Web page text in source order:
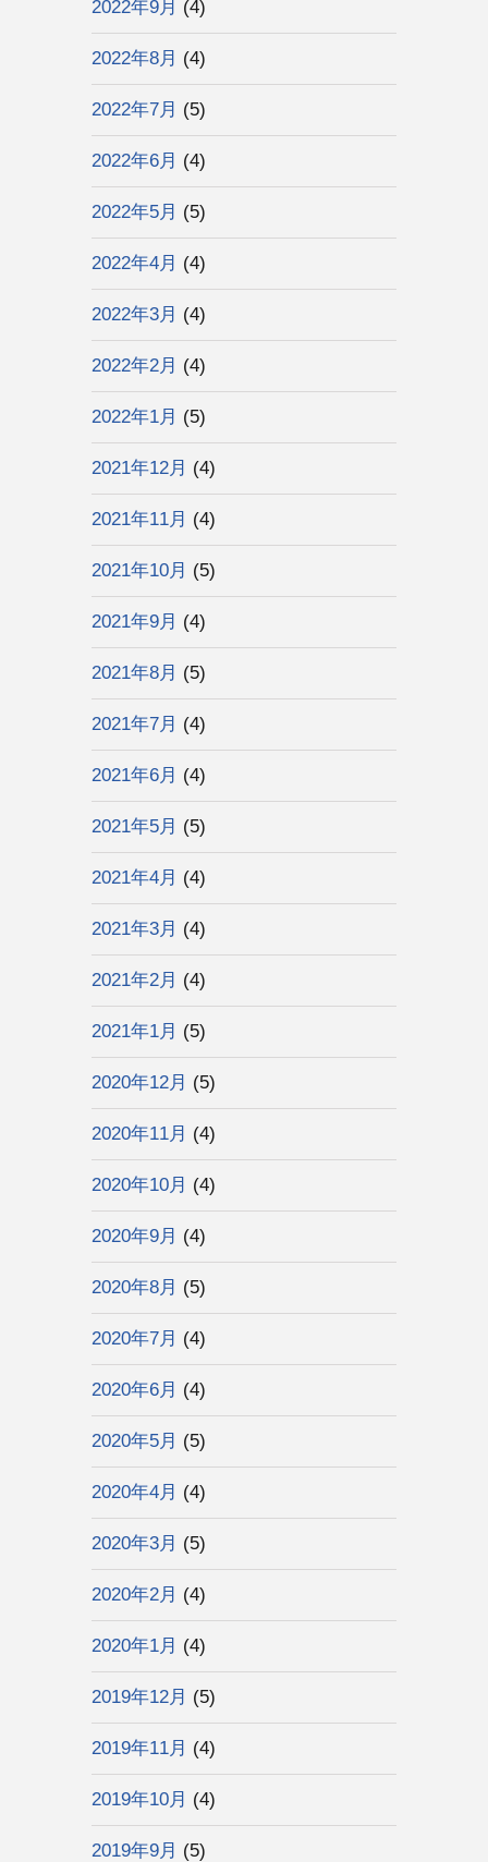
2022年9月 (4)
2022年8月 (4)
2022年7月 (5)
2022年6月 (4)
2022年5月 (5)
2022年4月 (4)
2022年3月 (4)
2022年2月 (4)
2022年1月 (5)
2021年12月 (4)
2021年11月 (4)
2021年10月 (5)
2021年9月 (4)
2021年8月 (5)
2021年7月 (4)
2021年6月 (4)
2021年5月 (5)
2021年4月 (4)
2021年3月 (4)
2021年2月 (4)
2021年1月 (5)
2020年12月 (5)
2020年11月 (4)
2020年10月 (4)
2020年9月 (4)
2020年8月 (5)
2020年7月 (4)
2020年6月 (4)
2020年5月 (5)
2020年4月 (4)
2020年3月 (5)
2020年2月 (4)
2020年1月 (4)
2019年12月 (5)
2019年11月 (4)
2019年10月 (4)
2019年9月 (5)